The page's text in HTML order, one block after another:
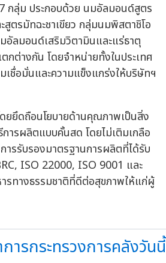
กลุ่ม ประกอบด้วย นมอัลมอนด์สูตร
ตรมัทฉะชาเขียว กลุ่มนมพิสตาชิโอ
ลมอนด์เสริมวิตามินและแร่ธาตุ
ต่างกัน โดยจำหน่ายทั้งในประเทศ
เชื่อมั่นและความแข็งแกร่งให้บริษัทฯ
ยยึดถือนโยบายด้านคุณภาพเป็นสิ่ง
รผลิตแบบคั้นสด โดยไม่เติมเกลือ
รรับรองมาตรฐานการผลิตที่ได้รับ
ISO 22000, ISO 9001 และ
รทางธรรมชาติที่ดีต่อสุขภาพให้แก่ผู้
ารกระทรวงการคลังวันนี้